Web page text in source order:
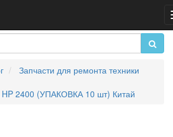
Запчасти для ремонта техники
HP 2400 (УПАКОВКА 10 шт) Китай